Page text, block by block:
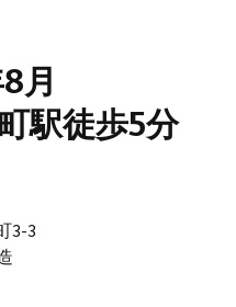
月
駅徒歩5分
3-3